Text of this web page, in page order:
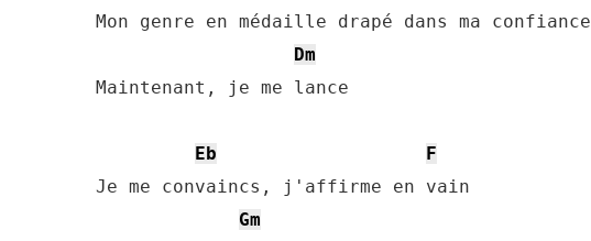
Mon genre en médaille drapé dans ma confiance
Dm
Maintenant, je me lance
Eb
F
Je me convaincs, j'affirme en vain
Gm